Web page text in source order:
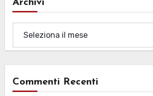
Archivi
Commenti Recenti